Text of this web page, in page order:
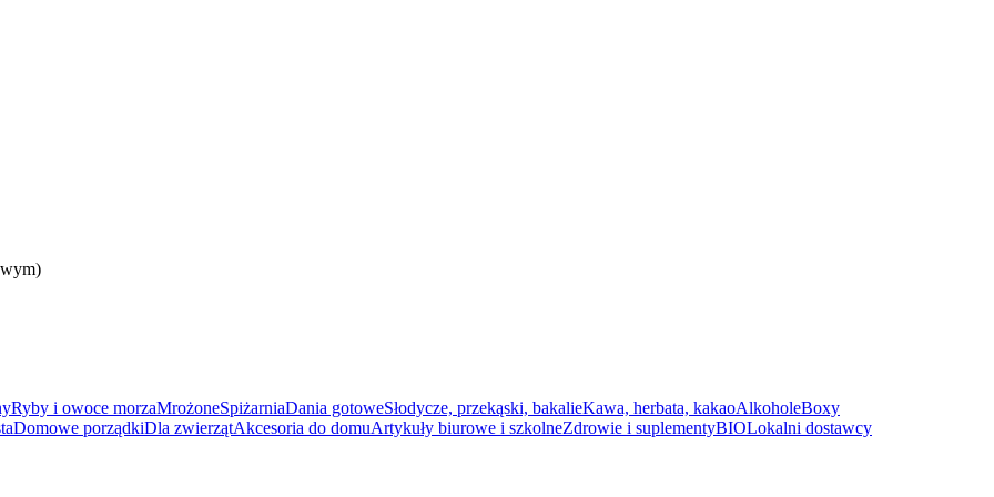
Ryby i owoce morzaMrożoneSpiżarniaDania gotoweSłodycze, przekąski, bakalieKawa, herbata, kakaoAlkoholeBoxy
Domowe porządkiDla zwierzątAkcesoria do domuArtykuły biurowe i szkolneZdrowie i suplementyBIOLokalni dostawcy